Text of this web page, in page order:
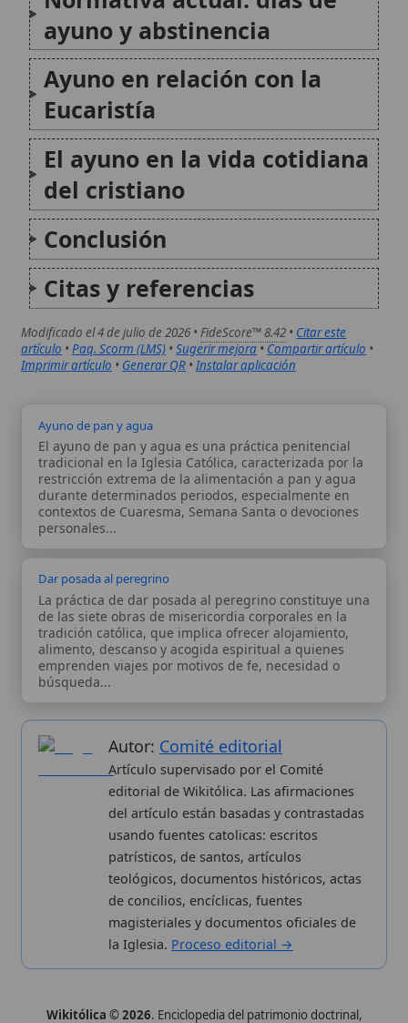
Modificado el 4 de julio de 2026 •FideScore™ 8.42•Citar este
artículo •Paq. Scorm (LMS)
Imprimir artículo•Generar QR•Instalar aplicación
Ayuno de pan y agua
El ayuno de pan y agua es una práctica penitencial
tradicional en la Iglesia Católica, caracterizada por la
restricción extrema de la alimentación a pan y agua
durante determinados periodos, especialmente en
contextos de Cuaresma, Semana Santa o devociones
personales...
La práctica de dar posada al peregrino constituye una
de las siete obras de misericordia corporales en la
tradición católica, que implica ofrecer alojamiento,
emprenden viajes por motivos de fe, necesidad o
búsqueda...
Artículo supervisado por el Comité
editorial de Wikitólica. Las afirmaciones
del artículo están basadas y contrastadas
usando fuentes catolicas: escritos
patrísticos, de santos, artículos
teológicos, documentos históricos, actas
la Iglesia.Proceso editorial →
Wikitólica © 2026. Enciclopedia del patrimonio doctrinal,
histórico y litúrgico de la Iglesia Católica. Parte de la red formativa
deCurso Católico
analíticas anónimas. Licencia
Carlo Acutis.
Sobre nosotros
Proceso editorial
Publicación seriada
Datos abiertos
Estadísticas
Aviso legal
Política de privacidad
Categorias
Más visitados
Nuevas entradas
Cambios recientes
Aplicaciones
Kit de Prensa
Widgets para tu web
✦ SÍGUENOS EN
Canal de WhatsApp
Únete · publicación regular
Perfil de Instagram